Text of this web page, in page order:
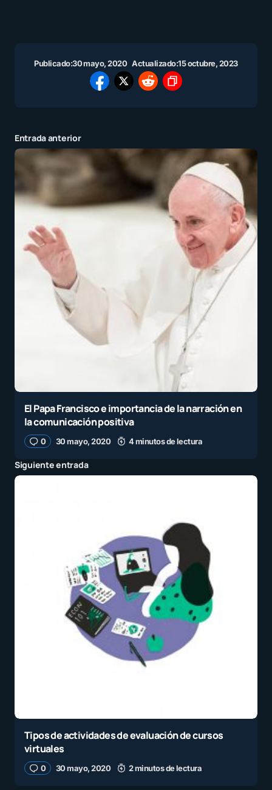
Publicado:30 mayo, 2020 Actualizado:15 octubre, 2023
Entrada anterior
El Papa Francisco e importancia de la narración en
la comunicación positiva
0 30 mayo, 2020 4 minutos de lectura
Siguiente entrada
Tipos de actividades de evaluación de cursos
virtuales
0 30 mayo, 2020 2 minutos de lectura